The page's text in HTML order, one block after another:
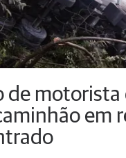
de motorista
em